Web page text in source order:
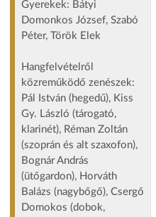
Gyerekek: Bátyi
Domonkos József, Szabó
Péter, Török Elek
Hangfelvételről
közreműködő zenészek:
Pál István (hegedű), Kiss
Gy. László (tárogató,
klarinét), Réman Zoltán
(szoprán és alt szaxofon),
Bognár András
(ütőgardon), Horváth
Balázs (nagybőgő), Csergő
Domokos (dobok,